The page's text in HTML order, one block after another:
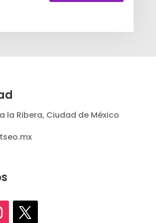
la Ribera, Ciudad de México